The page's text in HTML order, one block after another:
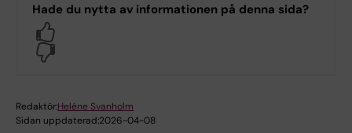
Hade du nytta av informationen på denna sida?
Redaktör:Heléne Svanholm
Sidan uppdaterad:2026-04-08